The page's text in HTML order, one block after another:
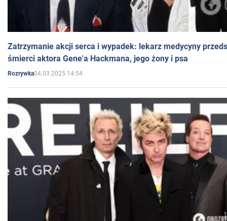
Zatrzymanie akcji serca i wypadek: lekarz medycyny
śmierci aktora Gene'a Hackmana, jego żony i psa
Rozrywka04.03.2025 14:54